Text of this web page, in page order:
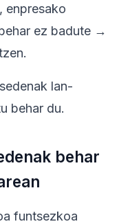
enpresako
ez badute →
lan-
behar du.
behar
funtsezkoa